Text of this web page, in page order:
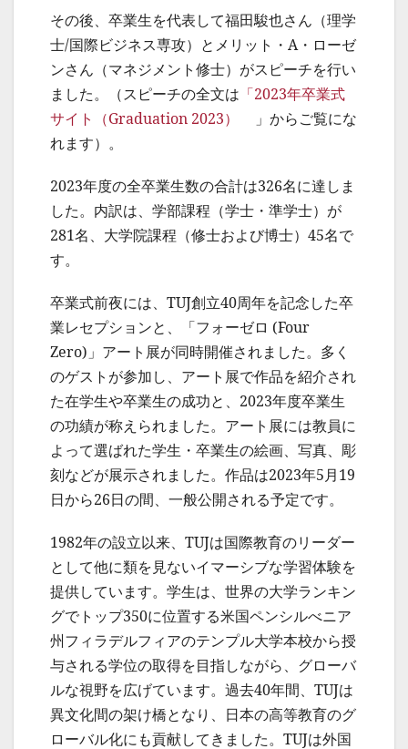
その後、卒業生を代表して福田駿也さん（理学
士/国際ビジネス専攻）とメリット・A・ローゼ
ンさん（マネジメント修士）がスピーチを行い
ました。（スピーチの全文は 「2023年卒業式
サイト（Graduation 2023）
」からご覧にな
れます）。
2023年度の全卒業生数の合計は326名に達しま
した。内訳は、学部課程（学士・準学士）が
281名、大学院課程（修士および博士）45名で
す。
卒業式前夜には、TUJ創立40周年を記念した卒
業レセプションと、「フォーゼロ (Four
Zero)」アート展が同時開催されました。多く
のゲストが参加し、アート展で作品を紹介され
た在学生や卒業生の成功と、2023年度卒業生
の功績が称えられました。アート展には教員に
よって選ばれた学生・卒業生の絵画、写真、彫
刻などが展示されました。作品は2023年5月19
日から26日の間、一般公開される予定です。
1982年の設立以来、TUJは国際教育のリーダー
として他に類を見ないイマーシブな学習体験を
提供しています。学生は、世界の大学ランキン
グでトップ350に位置する米国ペンシルべニア
州フィラデルフィアのテンプル大学本校から授
与される学位の取得を目指しながら、グローバ
ルな視野を広げています。過去40年間、TUJは
異文化間の架け橋となり、日本の高等教育のグ
ローバル化にも貢献してきました。TUJは外国